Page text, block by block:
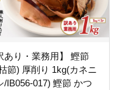
あり・業務用】 鰹節
節) 厚削り 1kg(カネニ
/IB056-017) 鰹節 かつ